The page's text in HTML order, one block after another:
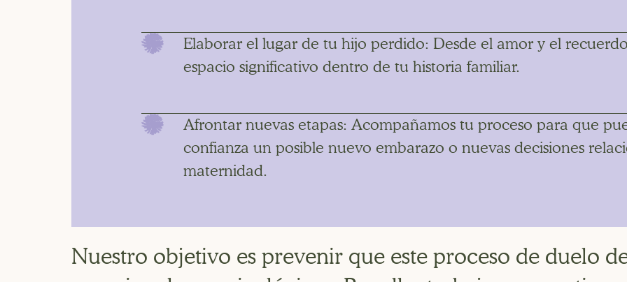
Elaborar el lugar de tu hijo perdido: Desde el amor y el
espacio significativo dentro de tu historia familiar.
Afrontar nuevas etapas: Acompañamos tu proceso para que
confianza un posible nuevo embarazo o nuevas decisiones
maternidad.
Nuestro objetivo es prevenir que este proceso de duelo